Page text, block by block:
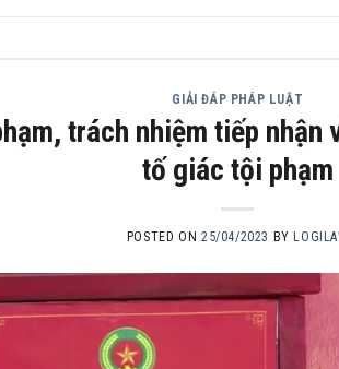
GIẢI ĐÁP PHÁP LUẬT
trách nhiệm tiếp nhận
tố giác tội phạm
POSTED ON 25/04/2023 BY